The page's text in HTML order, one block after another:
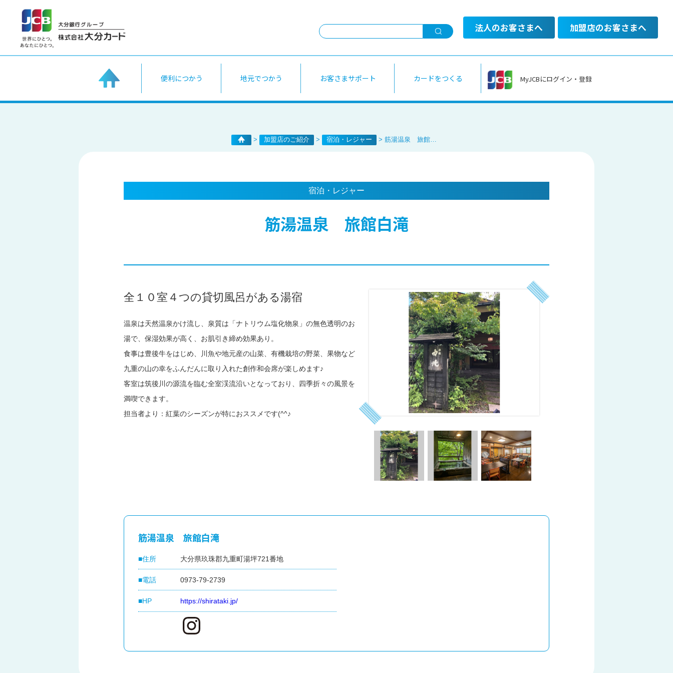
法人のお客さまへ 加盟店のお客さまへ
home 便利につかう 地元でつかう
だいぎんパートナー
加盟店のご紹介
ギフトカード
お客さまサポート
お客さまサポート
よくあるご質問
公共料金のお支払い
カードをつくる MyJCBにログイン・登録
home 加盟店のご紹介 宿泊・レジャー 筋湯温泉 旅館白滝
宿泊・レジャー
筋湯温泉 旅館白滝
全１０室４つの貸切風呂がある湯宿
温泉は天然温泉かけ流し、泉質は「ナトリウム塩化物泉」の無色透明のお
湯で、保湿効果が高く、お肌引き締め効果あり。
食事は豊後牛をはじめ、川魚や地元産の山菜、有機栽培の野菜、果物など
九重の山の幸をふんだんに取り入れた創作和会席が楽しめます♪
客室は筑後川の源流を臨む全室渓流沿いとなっており、四季折々の風景を
満喫できます。
担当者より：紅葉のシーズンが特におススメです(^^♪
筋湯温泉 旅館白滝
住所 大分県玖珠郡九重町湯坪721番地
電話 0973-79-2739
HP https://shirataki.jp/